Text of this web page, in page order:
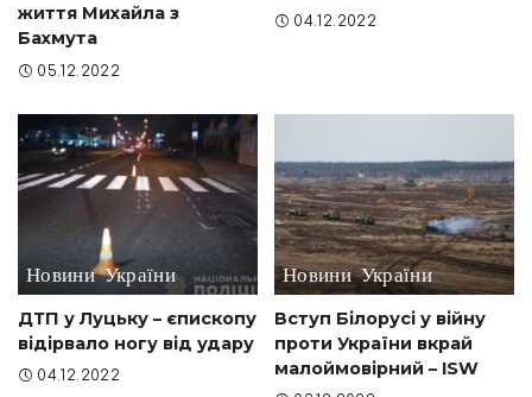
життя Михайла з
Бахмута
05.12.2022
04.12.2022
Новини України
ДТП у Луцьку – єпископу
відірвало ногу від удару
04.12.2022
Новини України
Вступ Білорусі у війну
проти України вкрай
малоймовірний – ISW